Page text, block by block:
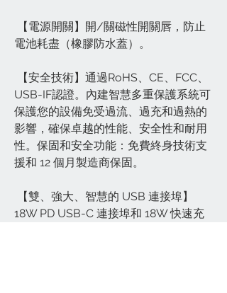
【電源開關】開/關磁性開關唇，防止
電池耗盡（橡膠防水蓋）。
【安全技術】通過RoHS、CE、FCC、
USB-IF認證。內建智慧多重保護系統可
保護您的設備免受過流、過充和過熱的
影響，確保卓越的性能、安全性和耐用
性。保固和安全功能：免費終身技術支
援和 12 個月製造商保固。
【雙、強大、智慧的 USB 連接埠】
18W PD USB-C 連接埠和 18W 快速充